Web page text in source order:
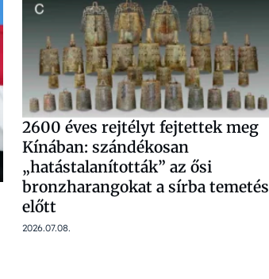
2600 éves rejtélyt fejtettek meg
Kínában: szándékosan
„hatástalanították” az ősi
bronzharangokat a sírba temetés
előtt
2026.07.08.